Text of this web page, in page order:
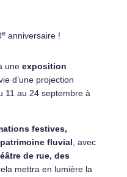
e anniversaire !
une exposition
d’une projection
11 au 24 septembre à
festives,
fluvial , avec
de rue, des
mettra en lumière la